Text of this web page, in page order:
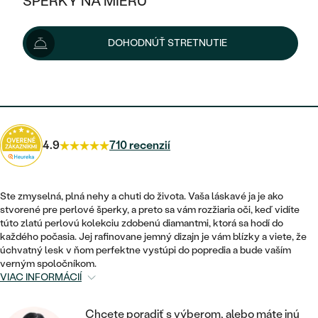
KOMBINOVANÉ ZLATO
PODĽA ŠTÝLU
ETERNITY
VINTAGE
NETRADIČNÉ
POSTRANNÉ DRAHOKAMY
HALO
VINTAGE
SET ZÁSNUBNÉHO PRSTEŇA A
NETRADIČNÉ
ZOSTAVTE SI PRSTEŇ
VÝPREDAJ
ŠPERKY ČO POMÁHAJÚ
PODĽA TYPU
NÁUŠNICE
PRSTENE
PRÍVESKY
NÁRAMKY
SETY
PÁNSKE ŠPERKY
PLATINOVÉ
NAPICHOVACIE
KRUHOVÉ
MINIMALISTICKÉ
VISIACE
SOLITÉR
ZLATÉ
STRIEBORNÉ
PODĽA ŠTÝLU
SOLITÉR
NARODENIE DIEŤAŤA
PERSONALIZOVANÉ
SO ZNAMENÍM ZVEROKRUHU
MINIMALISTICKÉ
VÝPREDAJ
ZLATÉ
STRIEBORNÉ
PODĽA ŠTÝLU
ETERNITY
MINIMALISTICKÉ
DOHODNÚŤ STRETNUTIE
1 008 € 1 098 € -9 %
Možnosti doručenia
4.9 710 recenzií
Ste zmyselná, plná nehy a chuti do života. Vaša láskavé ja je ako
stvorené pre perlové šperky, a preto sa vám rozžiaria oči, keď vidíte
túto zlatú perlovú kolekciu zdobenú diamantmi, ktorá sa hodí do
každého počasia. Jej rafinovane jemný dizajn je vám blízky a viete, že
úchvatný lesk v ňom perfektne vystúpi do popredia a bude vaším
verným spoločníkom.
VIAC INFORMÁCIÍ
Chcete poradiť s výberom, alebo máte inú